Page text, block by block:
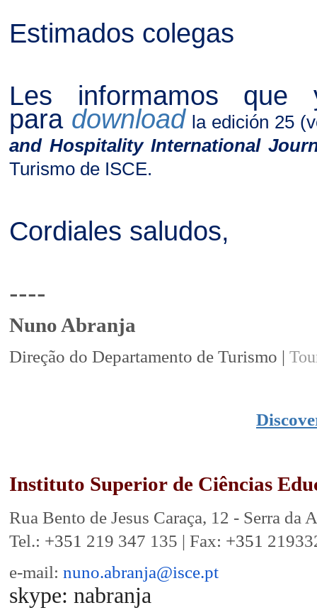
Estimados colegas
Les informamos que
para download la edición 25
and Hospitality International
Turismo de ISCE.
Cordiales saludos,
----
Nuno Abranja
Direção do Departamento de Turismo |
Instituto Superior de Ciências
Rua Bento de Jesus Caraça, 12 - Serra da
Tel.: +351 219 347 135 | Fax: +351
e-mail: nuno.abranja@isce.pt
skype: nabranja